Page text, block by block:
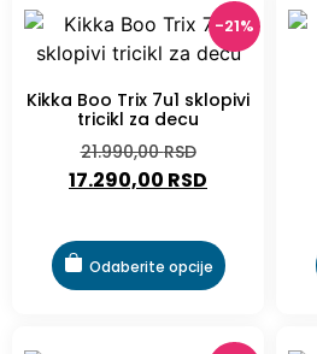
-21%
Kikka Boo Trix 7u1 sklopivi
tricikl za decu
21.990,00RSD
17.290,00 RSD
Odaberite opcije